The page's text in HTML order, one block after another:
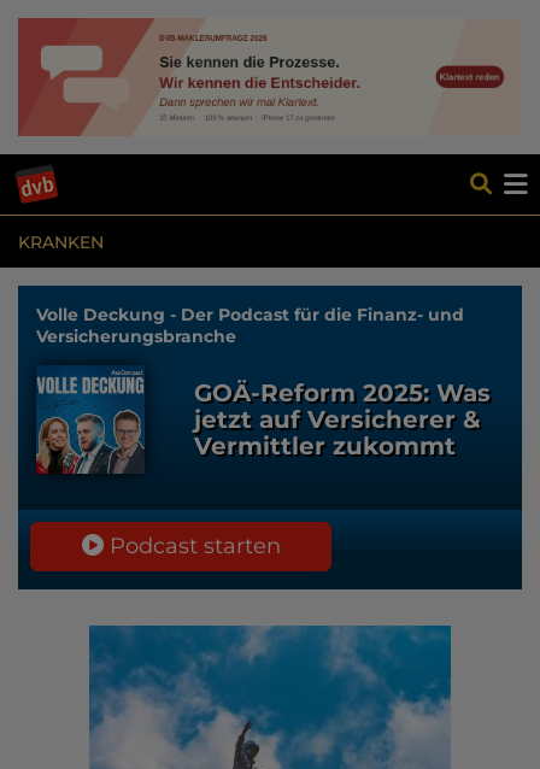
KRANKEN
Volle Deckung - Der Podcast für die Finanz- und
Versicherungsbranche
GOÄ-Reform 2025: Was
jetzt auf Versicherer &
Vermittler zukommt
Podcast starten